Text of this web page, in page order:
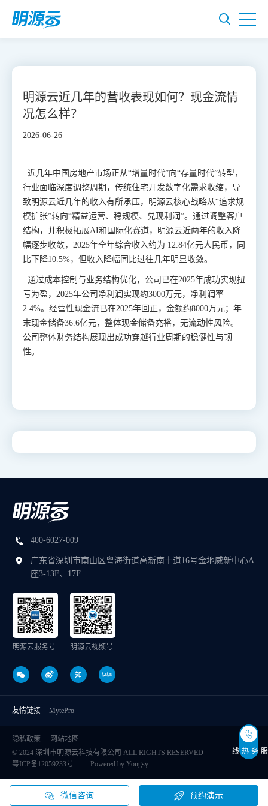
明源云近几年的营收表现如何？现金流情
况怎么样？
2026-06-26
近几年中国房地产市场正从“增量时代”向“存量时代”转型，
行业面临深度调整周期，传统住宅开发数字化需求收缩，导
致明源云近几年的收入有所承压，明源云核心战略从“追求规
模扩张”转向“精益运营、稳规模、兑现利润”。通过调整客户
结构，并积极拓展AI和国际化赛道，明源云近两年的收入降
幅逐步收敛，2025年全年综合收入约为 12.84亿元人民币，同
比下降10.5%，但收入降幅同比过往几年明显收敛。
通过成本控制与业务结构优化，公司已在2025年成功实现扭
亏为盈，2025年公司净利润实现约3000万元，净利润率
2.4%。经营性现金流已在2025年回正，金额约8000万元；年
末现金储备36.6亿元，整体现金储备充裕，无流动性风险。
公司整体财务结构展现出成功穿越行业周期的稳健性与韧
性。
400-6027-009
广东省深圳市南山区粤海街道高新南十道16号金地威新中心A
座3-13F、17F
明源云服务号 明源云视频号
友情链接 MytePro
© 2024 深圳市明源云科技有限公司 ALL RIGHTS RESERVED
粤ICP备12059233号
Powered by Yongsy
隐私政策 网站地图
服务热线
微信咨询 预约演示